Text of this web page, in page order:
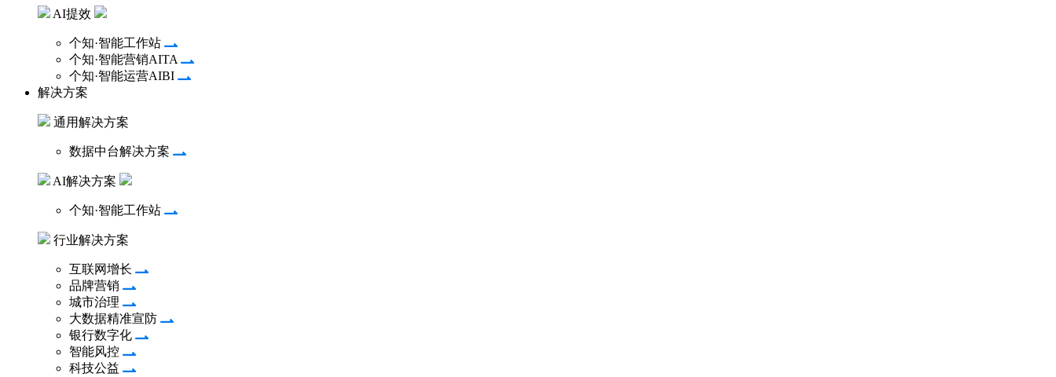
AI提效
个知·智能工作站
个知·智能营销AITA
个知·智能运营AIBI
解决方案
通用解决方案
数据中台解决方案
AI解决方案
个知·智能工作站
行业解决方案
互联网增长
品牌营销
城市治理
大数据精准宣防
银行数字化
智能风控
科技公益